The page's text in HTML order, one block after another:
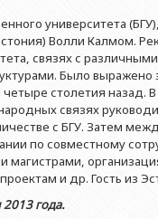
с документами
и контроля
помощи
творческий центр
оздоровительный
Факультет
Географический
Геологический
Филологический
Исторический
Факультет
Институт
Республики
Институт
Азербайджанской
Юридическое
Азербайджанской
Юридическое
образования
университета
Волли Калмом.
связях с
Было выражено
столетия назад.
связях
с БГУ. Затем
по совместному
магистрами,
и др. Гость из
года.